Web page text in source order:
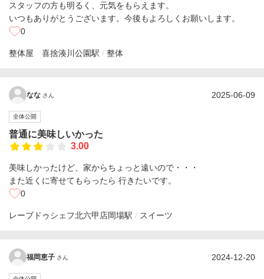
スタッフの方も明るく、元気をもらえます。
いつもありがとうございます。今後もよろしくお願いします。
0
整体屋 喜捨湊川公園駅 整体
なな さん 2025-06-09
全体公開
普通に美味しいかった
3.00
美味しかったけど、家からちょっと遠いので・・・
また近くに寄せてもらったら 行きたいです。
0
レーブドゥシェフ北六甲店岡場駅 スイーツ
福岡恵子 さん 2024-12-20